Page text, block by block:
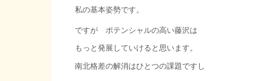
私の基本姿勢です。
ですが ポテンシャルの高い藤沢は
もっと発展していけると思います。
南北格差の解消はひとつの課題ですし